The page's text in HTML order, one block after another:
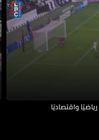
واقتصاديًا